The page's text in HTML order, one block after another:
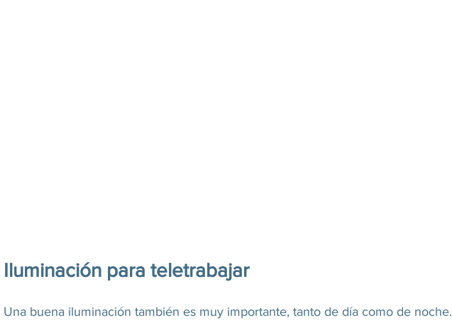
Iluminación para teletrabajar
Una buena iluminación también es muy importante, tanto de día como de noche.